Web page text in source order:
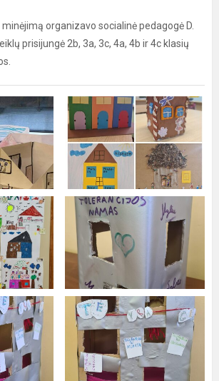
organizavo socialinė pedagogė D.
prisijungė 2b, 3a, 3c, 4a, 4b ir 4c klasių